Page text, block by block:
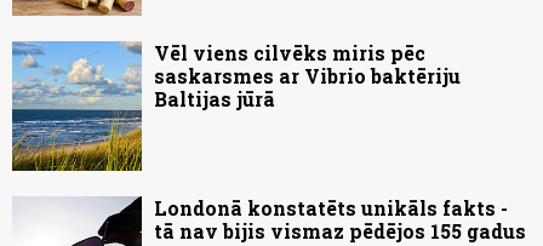
Vēl viens cilvēks miris pēc
saskarsmes ar Vibrio baktēriju
Baltijas jūrā
Londonā konstatēts unikāls fakts -
tā nav bijis vismaz pēdējos 155 gadus